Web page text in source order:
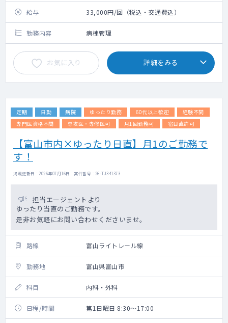
給与 33,000円/回（税込・交通費込）
勤務内容 病棟管理
お気に入り 詳細をみる
定期 日勤 病院 ゆったり勤務 60代以上歓迎
経験不問
専門医資格不問
専攻医・専修医可 月1回勤務可 宿日直許可
【富山市内×ゆったり日直】月1のご勤務で
す！
掲載更新日 : 2026年07月16日 案件番号 : 26-TJ341373
担当エージェントより
ゆったり当直のご勤務です。
是非お気軽にお問い合わせくださいませ。
路線 富山ライトレール線
勤務地 富山県富山市
科目 内科・外科
日程/時間 第1日曜日 8:30～17:00